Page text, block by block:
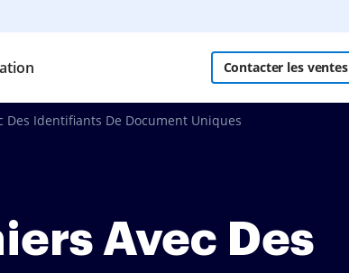
Contacter les ventes
Des Identifiants De Document Uniques
Avec Des